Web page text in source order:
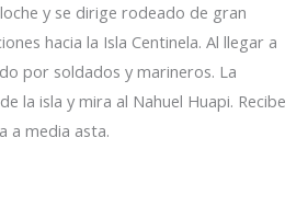
y se dirige rodeado de gran
hacia la Isla Centinela. Al llegar a
por soldados y marineros. La
la isla y mira al Nahuel Huapi. Recibe
a media asta.